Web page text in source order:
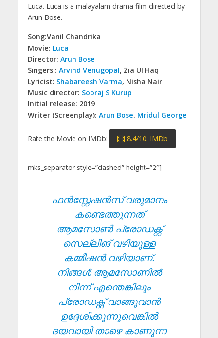
Luca. Luca is a malayalam drama film directed by
Arun Bose.
Song:Vanil Chandrika
Movie: Luca
Director: Arun Bose
Singers : Arvind Venugopal, Zia Ul Haq
Lyricist: Shabareesh Varma, Nisha Nair
Music director: Sooraj S Kurup
Initial release: 2019
Writer (Screenplay): Arun Bose, Mridul George
Rate the Movie on IMDb: 8.4/10. IMDb
mks_separator style=”dashed” height=”2″]
ഫൻസ്റ്റേഷൻസ് വരുമാനം
കണ്ടെത്തുന്നത്
ആമസോൺ പ്രോഡക്റ്റ്
സെല്ലിങ് വഴിയുള്ള
കമ്മീഷൻ വഴിയാണ്.
നിങ്ങൾ ആമസോണിൽ
നിന്ന് എന്തെങ്കിലും
പ്രോഡക്റ്റ് വാങ്ങുവാൻ
ഉദ്ദേശിക്കുന്നുവെങ്കിൽ
ദയവായി താഴെ കാണുന്ന